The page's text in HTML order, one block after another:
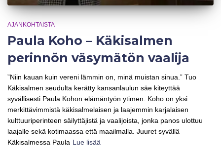
AJANKOHTAISTA
Paula Koho – Käkisalmen
perinnön väsymätön vaalija
”Niin kauan kuin vereni lämmin on, minä muistan sinua.” Tuo
Käkisalmen seudulta kerätty kansanlaulun säe kiteyttää
syvällisesti Paula Kohon elämäntyön ytimen. Koho on yksi
merkittävimmistä käkisalmelaisen ja laajemmin karjalaisen
kulttuuriperinteen säilyttäjistä ja vaalijoista, jonka panos ulottuu
laajalle sekä kotimaassa että maailmalla. Juuret syvällä
Käkisalmessa Paula Lue lisää